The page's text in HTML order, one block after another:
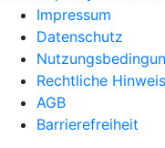
Impressum
Datenschutz
Rechtliche
AGB
Barrierefreiheit